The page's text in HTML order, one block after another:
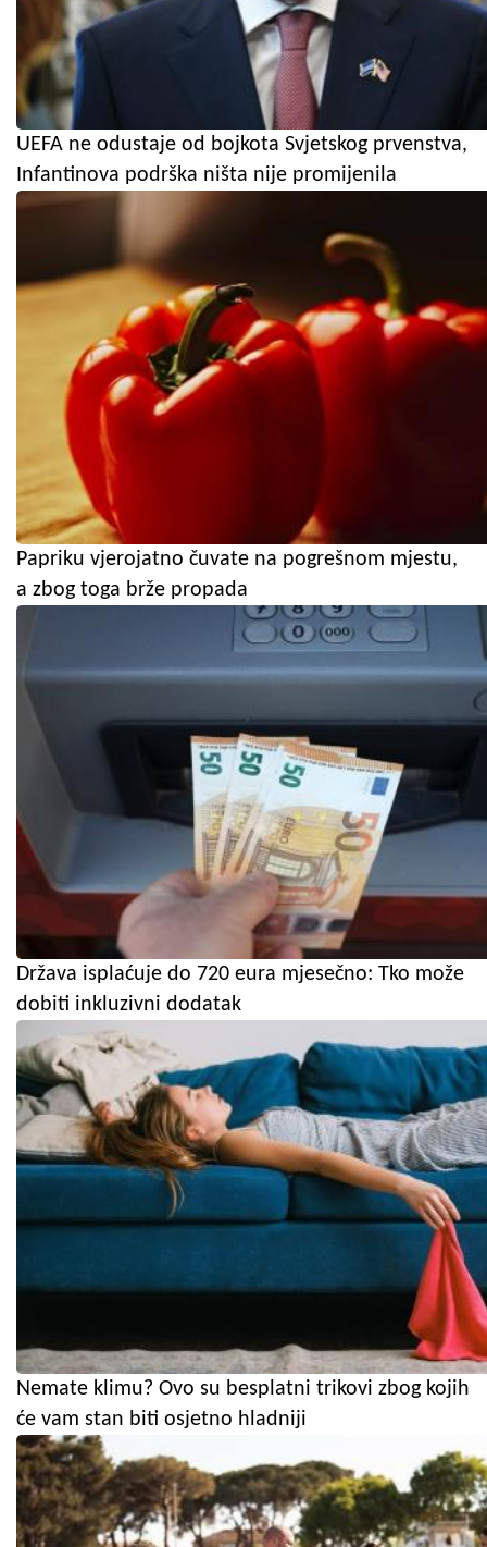
UEFA ne odustaje od bojkota Svjetskog prvenstva,
Infantinova podrška ništa nije promijenila
Papriku vjerojatno čuvate na pogrešnom mjestu,
a zbog toga brže propada
Država isplaćuje do 720 eura mjesečno: Tko može
dobiti inkluzivni dodatak
Nemate klimu? Ovo su besplatni trikovi zbog kojih
će vam stan biti osjetno hladniji